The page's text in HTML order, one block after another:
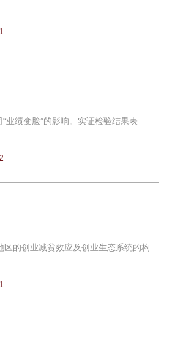
绩变脸”的影响。实证检验结果表
的创业减贫效应及创业生态系统的构